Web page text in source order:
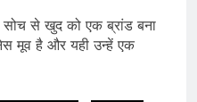
से खुद को एक ब्रांड बना
मूव है और यही उन्हें एक